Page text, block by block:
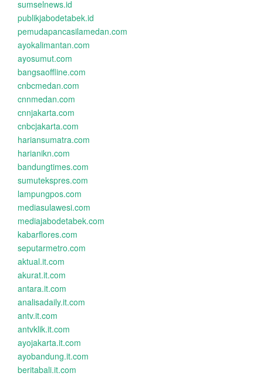
sumselnews.id
publikjabodetabek.id
pemudapancasilamedan.com
ayokalimantan.com
ayosumut.com
bangsaoffline.com
cnbcmedan.com
cnnmedan.com
cnnjakarta.com
cnbcjakarta.com
hariansumatra.com
harianikn.com
bandungtimes.com
sumutekspres.com
lampungpos.com
mediasulawesi.com
mediajabodetabek.com
kabarflores.com
seputarmetro.com
aktual.it.com
akurat.it.com
antara.it.com
analisadaily.it.com
antv.it.com
antvklik.it.com
ayojakarta.it.com
ayobandung.it.com
beritabali.it.com